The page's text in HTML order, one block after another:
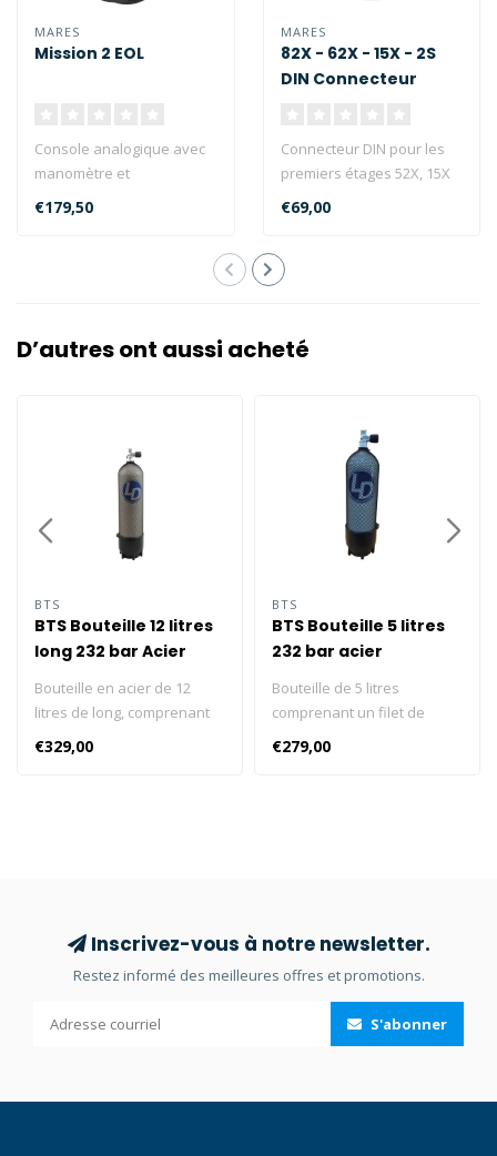
MARES
Mission 2 EOL
Console analogique avec
manomètre et
profondimètre, ainsi
qu'une boussole comp..
€179,50
MARES
82X - 62X - 15X - 2S
DIN Connecteur
Connecteur DIN pour les
premiers étages 52X, 15X
et 2S avec filtre conique...
€69,00
D’autres ont aussi acheté
BTS
BTS Bouteille 12 litres
long 232 bar Acier
Bouteille en acier de 12
litres de long, comprenant
un filet de bouteille, un
robinet et un pied (232
€329,00
BTS
BTS Bouteille 5 litres
232 bar acier
Bouteille de 5 litres
comprenant un filet de
bouteille, un robinet et un
pied (232 bars). Sans insert.
€279,00
Inscrivez-vous à notre newsletter.
Restez informé des meilleures offres et promotions.
S'abonner